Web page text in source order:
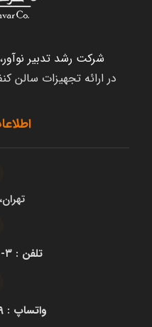
شرکت رشد تدبیر نوآور
در ارائه تجهیزات سالن
تلفن : ۳-۶۶۱۲۷۱۲۰-۰۲۱
واتساپ : ۰۹۳۶۷۳۷۲۰۷۹